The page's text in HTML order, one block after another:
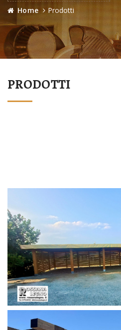
Home Prodotti
PRODOTTI
STRUTTURA